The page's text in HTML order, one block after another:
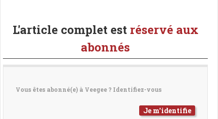
L'article complet est réservé aux
abonnés
Vous êtes abonné(e) à Veegee ? Identifiez-vous
Je m'identifie